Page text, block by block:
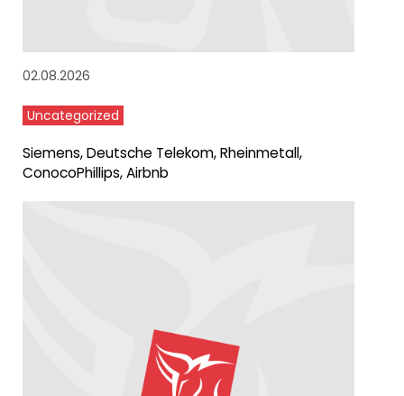
02.08.2026
Uncategorized
Siemens, Deutsche Telekom, Rheinmetall,
ConocoPhillips, Airbnb